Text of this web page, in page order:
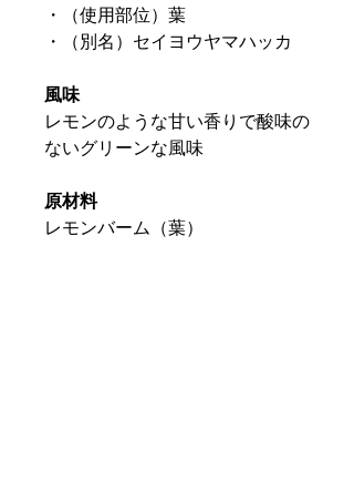
・（使用部位）葉
・（別名）セイヨウヤマハッカ
風味
レモンのような甘い香りで酸味の
ないグリーンな風味
原材料
レモンバーム（葉）